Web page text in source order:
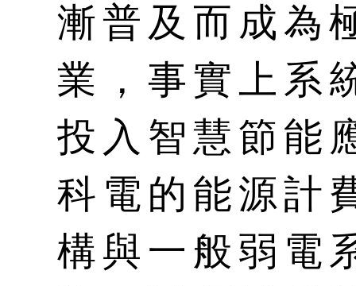
漸普及而成為
業，事實上系
投入智慧節能
科電的能源計
構與一般弱電